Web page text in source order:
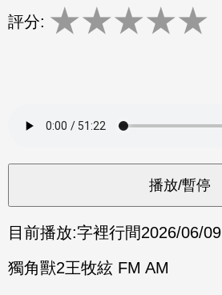
評分: ★★★★★
目前播放:字裡行間2026/06/09
獨角獸2王牧絃 FM AM